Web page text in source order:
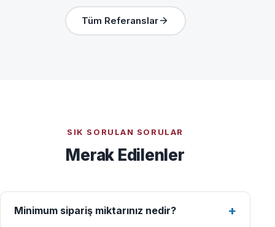
Tüm Referanslar
SIK SORULAN SORULAR
Merak Edilenler
Minimum sipariş miktarınız nedir?